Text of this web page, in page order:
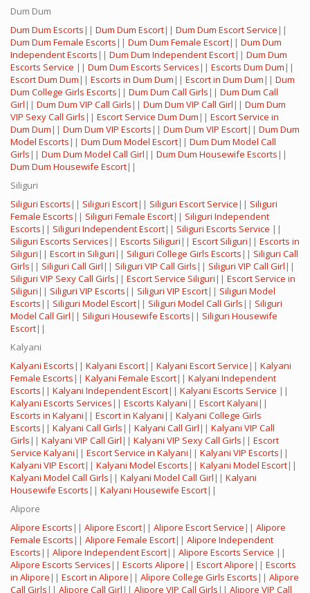
Dum Dum
Dum Dum Escorts || Dum Dum Escort|| Dum Dum Escort Service ||
Dum Dum Female Escorts || Dum Dum Female Escort|| Dum Dum
Independent Escorts || Dum Dum Independent Escort|| Dum Dum
Escorts Service || Dum Dum Escorts Services || Escorts Dum Dum ||
Escort Dum Dum || Escorts in Dum Dum || Escort in Dum Dum || Dum
Dum College Girls Escorts || Dum Dum Call Girls || Dum Dum Call
Girl || Dum Dum VIP Call Girls || Dum Dum VIP Call Girl || Dum Dum
VIP Sexy Call Girls || Escort Service Dum Dum || Escort Service in
Dum Dum || Dum Dum VIP Escorts || Dum Dum VIP Escort|| Dum Dum
Model Escorts || Dum Dum Model Escort|| Dum Dum Model Call
Girls || Dum Dum Model Call Girl || Dum Dum Housewife Escorts ||
Dum Dum Housewife Escort||
Siliguri
Siliguri Escorts || Siliguri Escort|| Siliguri Escort Service || Siliguri
Female Escorts || Siliguri Female Escort|| Siliguri Independent
Escorts || Siliguri Independent Escort|| Siliguri Escorts Service ||
Siliguri Escorts Services || Escorts Siliguri || Escort Siliguri || Escorts in
Siliguri || Escort in Siliguri || Siliguri College Girls Escorts || Siliguri Call
Girls || Siliguri Call Girl || Siliguri VIP Call Girls || Siliguri VIP Call Girl ||
Siliguri VIP Sexy Call Girls || Escort Service Siliguri || Escort Service in
Siliguri || Siliguri VIP Escorts || Siliguri VIP Escort|| Siliguri Model
Escorts || Siliguri Model Escort|| Siliguri Model Call Girls || Siliguri
Model Call Girl || Siliguri Housewife Escorts || Siliguri Housewife
Escort||
Kalyani
Kalyani Escorts || Kalyani Escort|| Kalyani Escort Service || Kalyani
Female Escorts || Kalyani Female Escort|| Kalyani Independent
Escorts || Kalyani Independent Escort|| Kalyani Escorts Service ||
Kalyani Escorts Services || Escorts Kalyani || Escort Kalyani ||
Escorts in Kalyani || Escort in Kalyani || Kalyani College Girls
Escorts || Kalyani Call Girls || Kalyani Call Girl || Kalyani VIP Call
Girls || Kalyani VIP Call Girl || Kalyani VIP Sexy Call Girls || Escort
Service Kalyani || Escort Service in Kalyani || Kalyani VIP Escorts ||
Kalyani VIP Escort|| Kalyani Model Escorts || Kalyani Model Escort||
Kalyani Model Call Girls || Kalyani Model Call Girl || Kalyani
Housewife Escorts || Kalyani Housewife Escort||
Alipore
Alipore Escorts || Alipore Escort|| Alipore Escort Service || Alipore
Female Escorts || Alipore Female Escort|| Alipore Independent
Escorts || Alipore Independent Escort|| Alipore Escorts Service ||
Alipore Escorts Services || Escorts Alipore || Escort Alipore || Escorts
in Alipore || Escort in Alipore || Alipore College Girls Escorts || Alipore
Call Girls || Alipore Call Girl || Alipore VIP Call Girls || Alipore VIP Call